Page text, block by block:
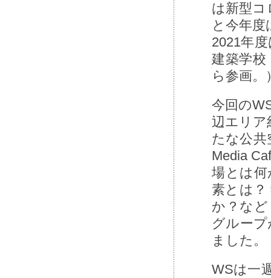
は新型コ
と今年
2021年
建築学校
ら参画。
今回の
辺エリア
たな公共
Media
場とは
素とは？
か？な
グルー
ました。
WSは⼀